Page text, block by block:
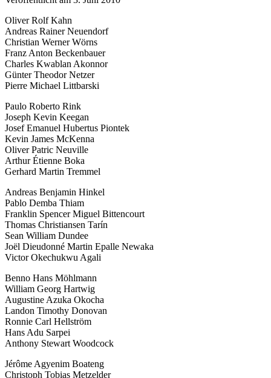
Oliver Rolf Kahn
Andreas Rainer Neuendorf
Christian Werner Wörns
Franz Anton Beckenbauer
Charles Kwablan Akonnor
Günter Theodor Netzer
Pierre Michael Littbarski
Paulo Roberto Rink
Joseph Kevin Keegan
Josef Emanuel Hubertus Piontek
Kevin James McKenna
Oliver Patric Neuville
Arthur Étienne Boka
Gerhard Martin Tremmel
Andreas Benjamin Hinkel
Pablo Demba Thiam
Franklin Spencer Miguel Bittencourt
Thomas Christiansen Tarín
Sean William Dundee
Joël Dieudonné Martin Epalle Newaka
Victor Okechukwu Agali
Benno Hans Möhlmann
William Georg Hartwig
Augustine Azuka Okocha
Landon Timothy Donovan
Ronnie Carl Hellström
Hans Adu Sarpei
Anthony Stewart Woodcock
Jérôme Agyenim Boateng
Christoph Tobias Metzelder